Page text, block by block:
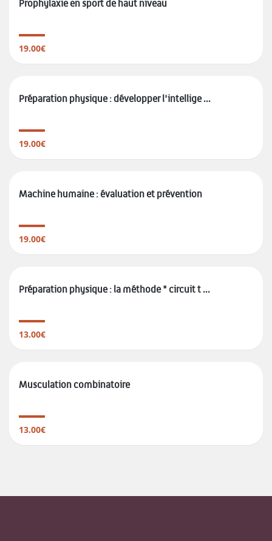
Prophylaxie en sport de haut niveau
19.00€
Préparation physique : développer l'intellige ...
19.00€
Machine humaine : évaluation et prévention
19.00€
Préparation physique : la méthode " circuit t ...
13.00€
Musculation combinatoire
13.00€